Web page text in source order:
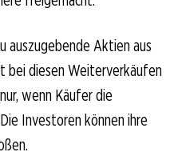
auszugebende Aktien aus
bei diesen Weiterverkäufen
wenn Käufer die
Investoren können ihre